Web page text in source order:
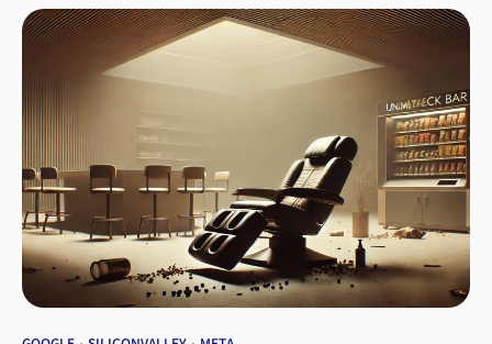
관세 정책 이후 중국이 승인을 보류하면서 거래가 무산됐다고 소식통을
인용해 밝혔습니다.소식통에 따르면 수개월간의 협상 끝에 미국 투자자들이
과반수 지분을 소유하고 운영하는 새로운 미국 기반 틱톡 버전을 출시하는
협약에 근접했다고 하는데요. 바이트댄스의 지분을 20% 미만으로 줄이는
내용이 포함된 것으로 알려졌습니다.트럼프는 이 내용을 행정명령을 통해
서명 후 발표하기로 했으나, 새로운 관세 정책 시행과 관련해 중국 당국이 반대
입장을 표명하면서 틀어진 것으로 보입니다. 바이트댄스 관계자는 "중국
당국이 미국과의 관세 협상이 이루어질 때까지 승인을 하지 않을 것이라고
경고했다"고 전했습니다.당초 매각 시한은 지난 1월 19일이었으나, 트럼프
정부는 75일간 이를 유예하는 행정명령에 서명한 바 있습니다. 트럼프
대통령은 틱톡 금지법 시행 유예기간을 추가로 연장할 것으로 보입니다.
새로운 경험을 제공하는 기술입니다. 구글은 인공지능(AI)을 중심으로
소프트웨어를 재구축하기 위한 ‘일시 중단’ 이었다고 강조했죠.'안드로이드
XR'은 삼성전자, 구글, 퀄컴이 개방형 협업을 통해 공동 개발한 플랫폼입니다.
멀티모달 AI를 기반으로 사용자가 외부·가상 현실과 다양한 감각을 통해
상호작용할 수 있도록 지원합니다. 특히 구글 제미나이(Gemini)를 통해
자연스러운 대화 방식으로 새로운 정보를 탐색할 수 있고, 사용 상황과 맥락에
대한 이해를 바탕으로 맞춤형 응답을 제공하는 AI 에이전트(Agent) 역할을
한다는 포부입니다.👉 XR 산업 경쟁구도 재편성구글이 삼성전자와 협력해
개발한 안드로이드(Android) 확장현실(XR) 헤드셋인 첫 번째 기기, 코드명
'프로젝트 무한(Project Moohan)'은 내년 출시 예정입니다. 전 세계 확장현실
(XR) 시장에서 삼성전자-구글, 메타, 애플의 3파전 구도가 형성됐습니다.XR
시장은 아직 시장에서 큰 반향을 일으키지 못하고 있습니다. 킬러 콘텐츠의
부족과 헤드셋 사용의 불편함, 가격 등 여러 측면에서 소비자들의 구매 허들을
넘지 못했죠. 글로벌 XR 헤드셋 시장의 지난해 연간 출하량은 전년 대비 19%
달하는 가격으로 시장 반응이 냉랭했습니다. 애플은 현재 가격의 절반 수준인